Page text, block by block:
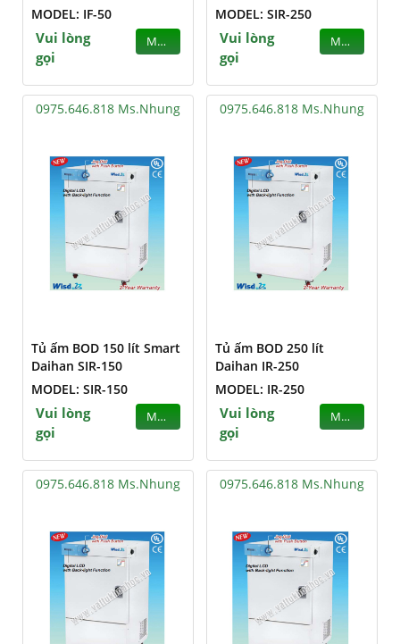
MODEL: IF-50
Vui lòng
gọi
MUA
MODEL: SIR-250
Vui lòng
gọi
MUA
0975.646.818 Ms.Nhung
Tủ ấm BOD 150 lít Smart
Daihan SIR-150
MODEL: SIR-150
Vui lòng
gọi
MUA
0975.646.818 Ms.Nhung
Tủ ấm BOD 250 lít
Daihan IR-250
MODEL: IR-250
Vui lòng
gọi
MUA
0975.646.818 Ms.Nhung 0975.646.818 Ms.Nhung